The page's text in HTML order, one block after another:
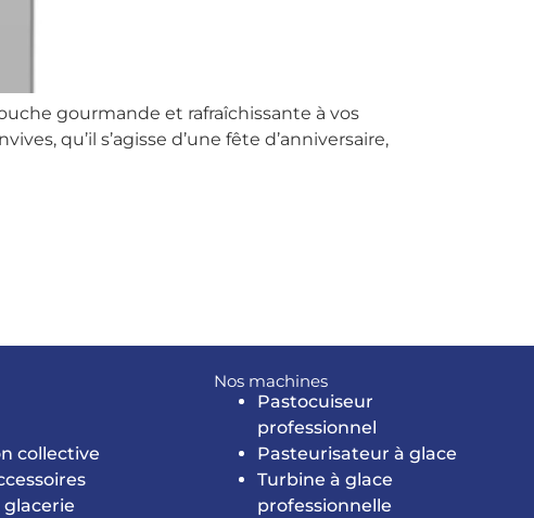
gourmande et rafraîchissante à vos
qu’il s’agisse d’une fête d’anniversaire,
collective
glacerie
Nos machines
Pastocuiseur
professionnel
Pasteurisateur à glace
Turbine à glace
professionnelle